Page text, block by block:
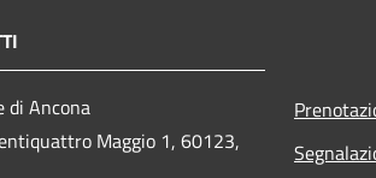
di Ancona
Maggio 1, 60123,